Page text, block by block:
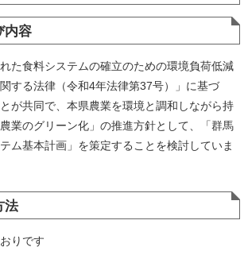
容
た食料システムの確立のための環境負荷低減
する法律（令和4年法律第37号）」に基づ
が共同で、本県農業を環境と調和しながら持
業のグリーン化」の推進方針として、「群馬
ム基本計画」を策定することを検討していま
法
りです